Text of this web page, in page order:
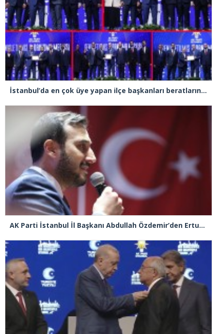
İstanbul’da en çok üye yapan ilçe başkanları beratlarını Cumhurbaşkanı Erdoğan’ın elinden aldı
AK Parti İstanbul İl Başkanı Abdullah Özdemir’den Ertuğrul Özkök’e “Franco” tepkisi